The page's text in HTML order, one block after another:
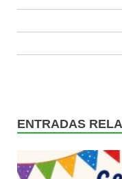
ENTRADAS